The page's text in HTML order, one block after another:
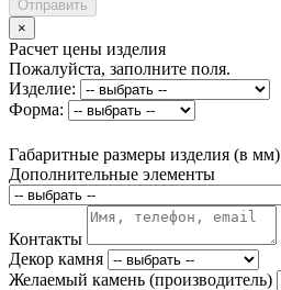
Отправить
×
Расчет цены изделия
Пожалуйста, заполните поля.
Изделие:
Форма:
Габаритные размеры изделия (в мм)
Дополнительные элементы
Контакты
Декор камня
Желаемый камень (производитель)